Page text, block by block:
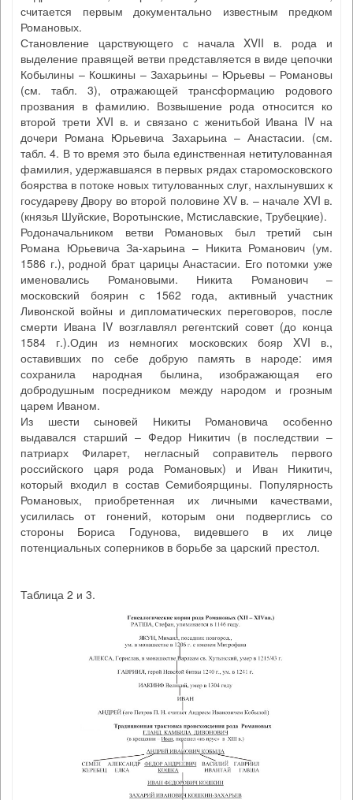
считается первым документально известным предком
Романовых.
Становление царствующего с начала XVII в. рода и
выделение правящей ветви представляется в виде цепочки
Кобылины – Кошкины – Захарьины – Юрьевы – Романовы
(см. табл. 3), отражающей трансформацию родового
прозвания в фамилию. Возвышение рода относится ко
второй трети XVI в. и связано с женитьбой Ивана IV на
дочери Романа Юрьевича Захарьина – Анастасии. (см.
табл. 4. В то время это была единственная нетитулованная
фамилия, удержавшаяся в первых рядах старомосковского
боярства в потоке новых титулованных слуг, нахлынувших к
государеву Двору во второй половине XV в. – начале XVI в.
(князья Шуйские, Воротынские, Мстиславские, Трубецкие).
Родоначальником ветви Романовых был третий сын
Романа Юрьевича За-харьина – Никита Романович (ум.
1586 г.), родной брат царицы Анастасии. Его потомки уже
именовались Романовыми. Никита Романович –
московский боярин с 1562 года, активный участник
Ливонской войны и дипломатических переговоров, после
смерти Ивана IV возглавлял регентский совет (до конца
1584 г.).Один из немногих московских бояр XVI в.,
оставивших по себе добрую память в народе: имя
сохранила народная былина, изображающая его
добродушным посредником между народом и грозным
царем Иваном.
Из шести сыновей Никиты Романовича особенно
выдавался старший – Федор Никитич (в последствии –
патриарх Филарет, негласный соправитель первого
российского царя рода Романовых) и Иван Никитич,
который входил в состав Семибоярщины. Популярность
Романовых, приобретенная их личными качествами,
усилилась от гонений, которым они подверглись со
стороны Бориса Годунова, видевшего в их лице
потенциальных соперников в борьбе за царский престол.
Таблица 2 и 3.